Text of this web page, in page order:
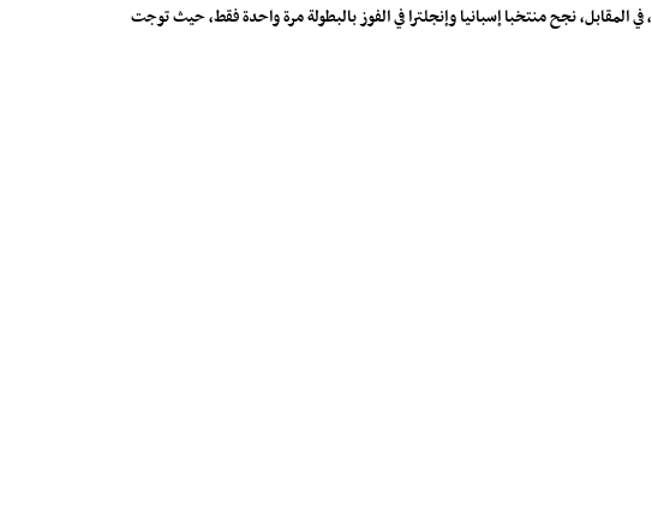
أما منتخبا فرنسا وأوروغواي فيمتلك كل منهما لقبين؛ إذ توجت فرنسا في 1998 و2018، فيما حققت أوروغواي اللقب في نسختي 1930 و1950، في المقابل، نجح منتخبا إسبانيا وإنجلترا في الفوز بالبطولة مرة واحدة فقط، حيث توجت